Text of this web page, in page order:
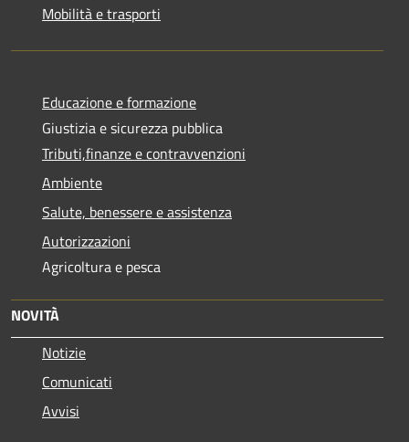
Mobilità e trasporti
Educazione e formazione
Giustizia e sicurezza pubblica
Tributi,finanze e contravvenzioni
Ambiente
Salute, benessere e assistenza
Autorizzazioni
Agricoltura e pesca
NOVITÀ
Notizie
Comunicati
Avvisi